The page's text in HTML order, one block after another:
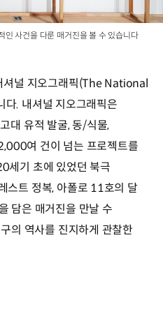
인 사건을 다룬 매거진을 볼 수 있습니다
셔널 지오그래픽(The National
. 내셔널 지오그래픽은
대 유적 발굴, 동/식물,
여 건이 넘는 프로젝트를
세기 초에 있었던 북극
스트 정복, 아폴로 11호의 달
담은 매거진을 만날 수
의 역사를 진지하게 관찰한